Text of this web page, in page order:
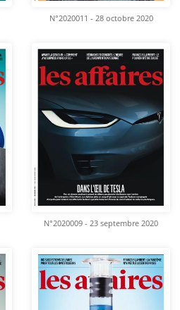
N°2020011 - 28 octobre 2020
N°2020009 - 23 septembre 2020